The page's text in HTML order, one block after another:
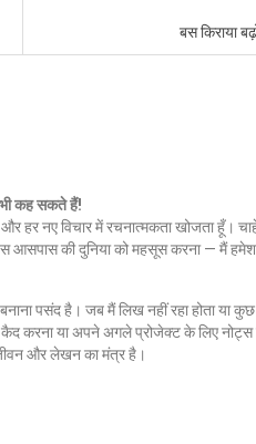
बस किराया
कह सकते हैं!
हर नए विचार में रचनात्मकता खोजता हूँ।
आसपास की दुनिया को महसूस करना — मैं
पसंद है। जब मैं लिख नहीं रहा होता या
करना या अपने अगले प्रोजेक्ट के लिए नोट्स
और लेखन का मंत्र है।